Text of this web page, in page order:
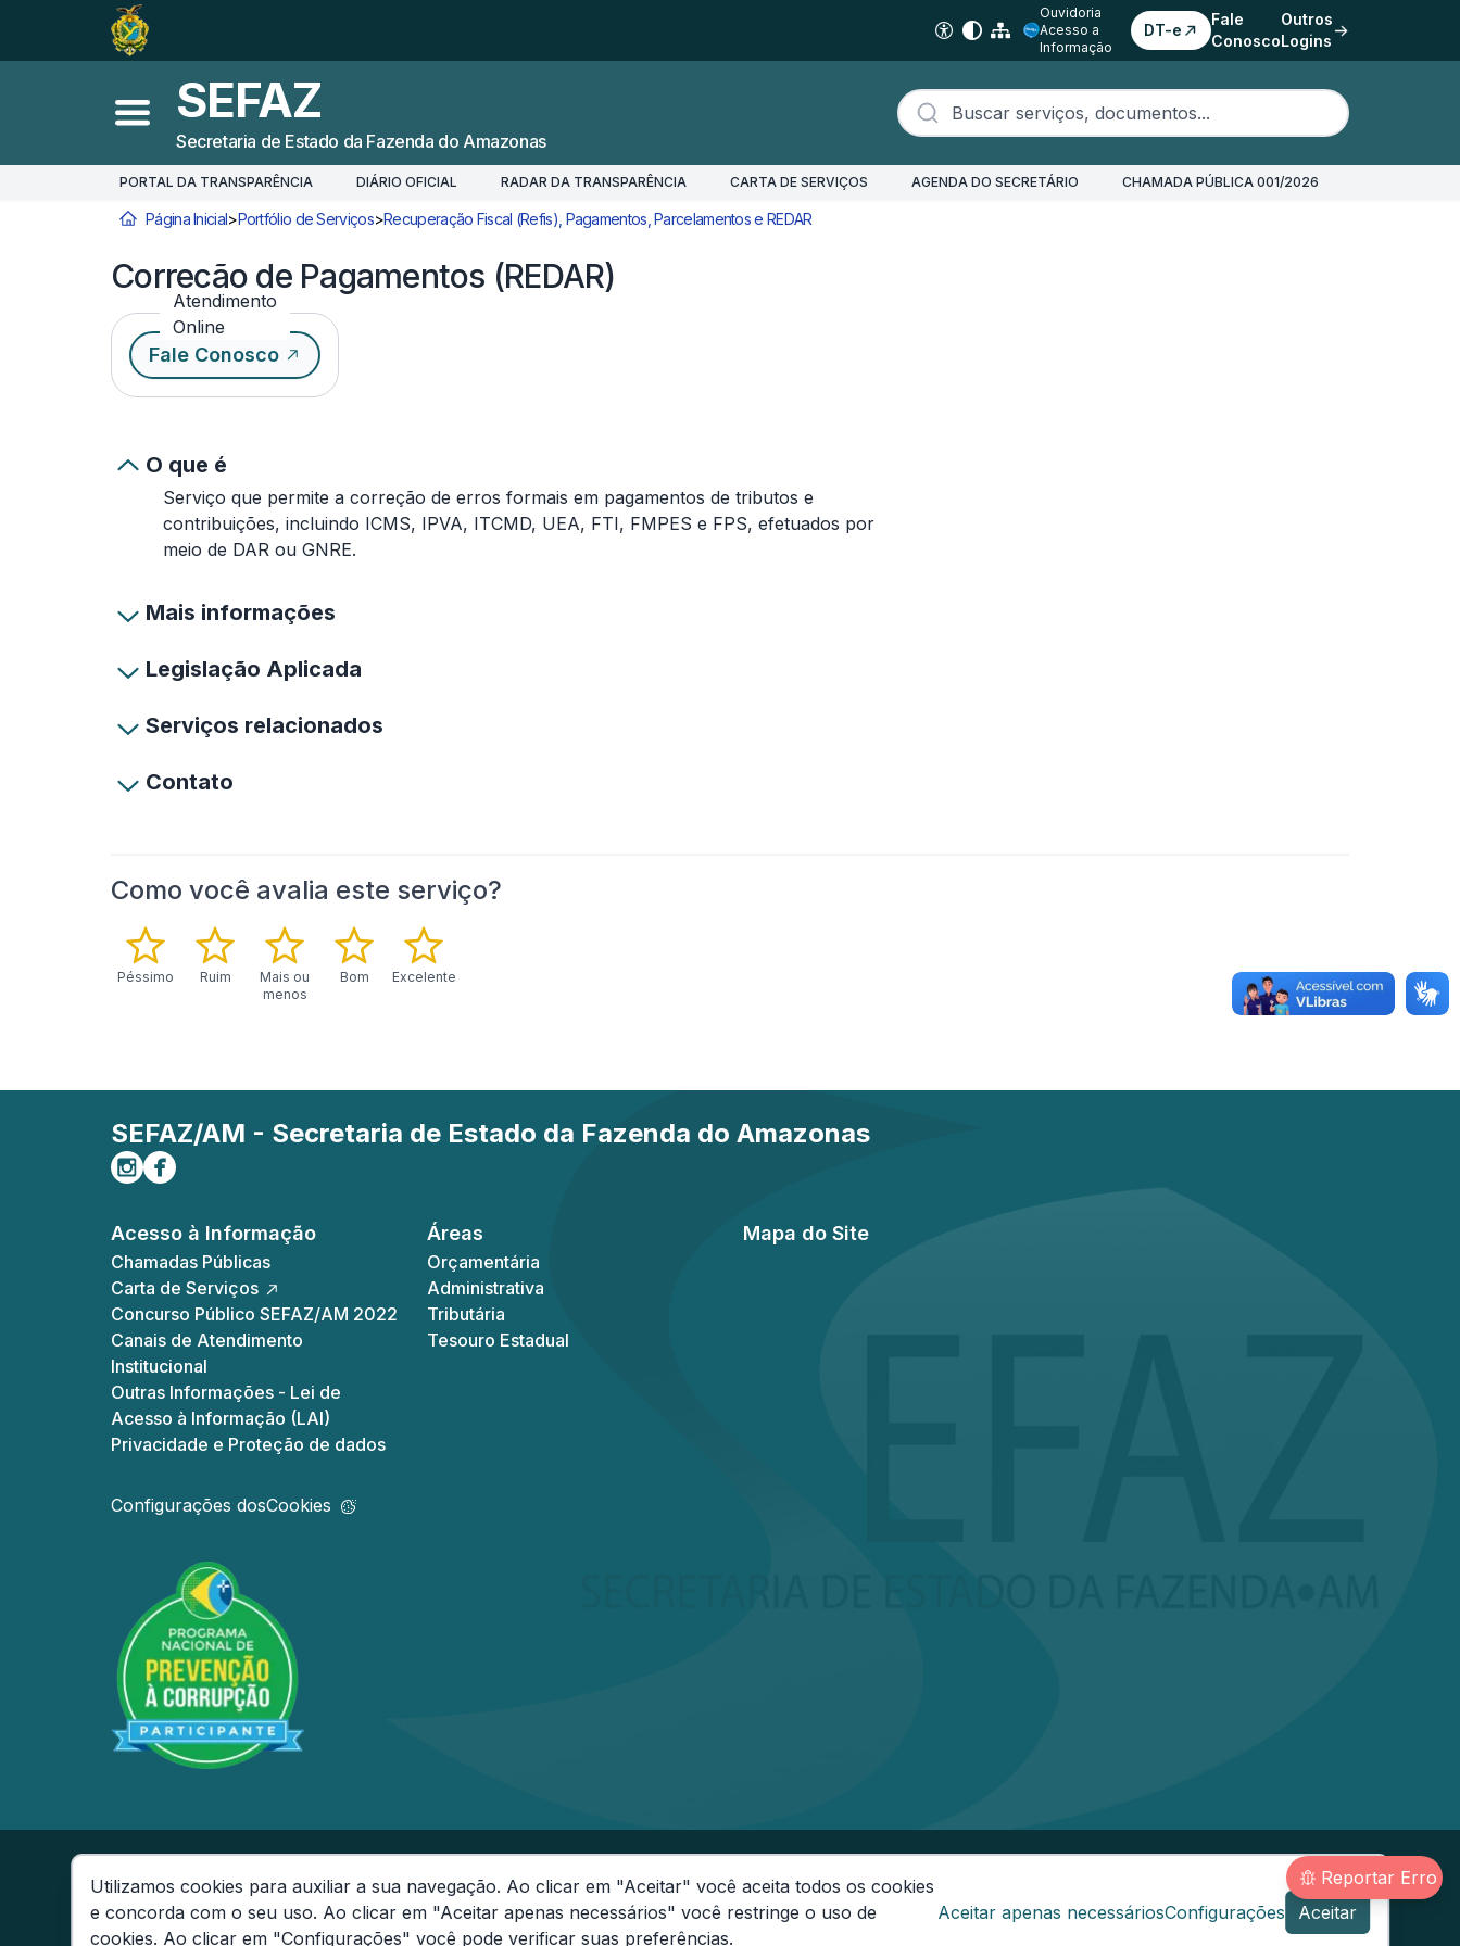
Ir para a
Busca 2
Ouvidoria
Acesso a
Informação
DT-e
Fale
Conosco
Outros
Logins
Abrir menu principal
SEFAZ
Secretaria de Estado da Fazenda do Amazonas
Buscar serviços, documentos...
PORTAL DA TRANSPARÊNCIA DIÁRIO OFICIAL RADAR DA TRANSPARÊNCIA CARTA DE SERVIÇOS AGENDA DO SECRETÁRIO CHAMADA PÚBLICA 001/2026
Você está aqui:
Página Inicial>Portfólio de Serviços>Recuperação Fiscal (Refis), Pagamentos, Parcelamentos e REDARCorreção de Pagamentos (REDAR)
Correção de Pagamentos (REDAR)
Atendimento
Online
Fale Conosco
O que é
Serviço que permite a correção de erros formais em pagamentos de tributos e
contribuições, incluindo ICMS, IPVA, ITCMD, UEA, FTI, FMPES e FPS, efetuados por
meio de DAR ou GNRE.
Mais informações
Legislação Aplicada
Serviços relacionados
Contato
Como você avalia este serviço?
Péssimo Ruim
Mais ou
menos
Bom Excelente
SEFAZ/AM - Secretaria de Estado da Fazenda do Amazonas
Siga-nos no Instagram
Curta-nos no Facebook
Acesso à Informação
Chamadas Públicas
Carta de Serviços
Concurso Público SEFAZ/AM 2022
Canais de Atendimento
Institucional
Outras Informações - Lei de
Acesso à Informação (LAI)
Privacidade e Proteção de dados
Áreas
Orçamentária
Administrativa
Tributária
Tesouro Estadual
Mapa do Site
Configurações dosCookies
Av André Araújo, 150 - Aleixo - CEP: 69060-000
Segunda a Sexta das 08h às 14h Email: ouvidoria@sefaz.am.gov.br
Fone: (92) 2121-1600
Reportar Erro
Consentimento de Cookies
Utilizamos cookies para auxiliar a sua navegação. Ao clicar em "Aceitar" você aceita todos os cookies
e concorda com o seu uso. Ao clicar em "Aceitar apenas necessários" você restringe o uso de
cookies. Ao clicar em "Configurações" você pode verificar suas preferências.
Aceitar apenas necessáriosConfigurações Aceitar